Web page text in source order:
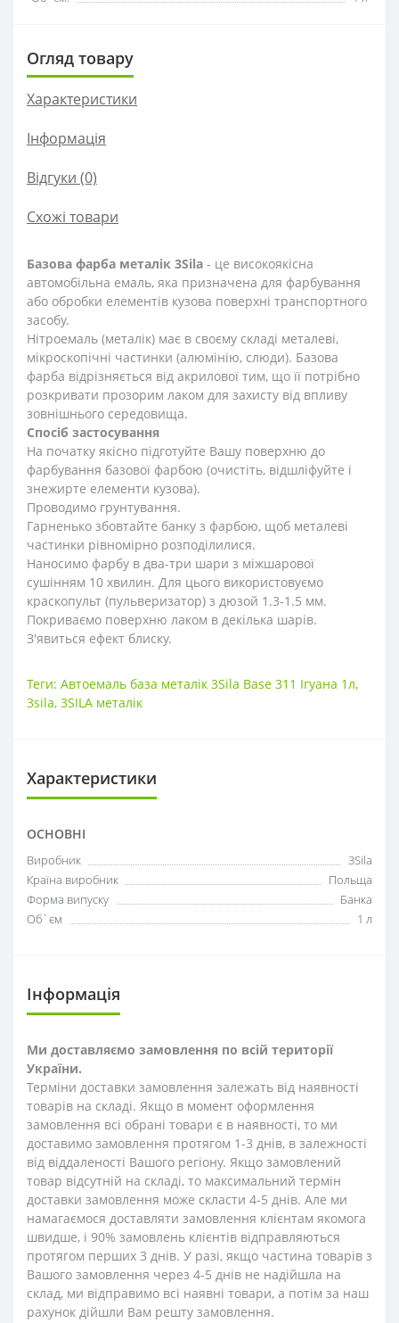
Огляд товару
Характеристики
Інформація
Відгуки (0)
Схожі товари
Базова фарба металік 3Sila - це високоякісна
автомобільна емаль, яка призначена для фарбування
або обробки елементів кузова поверхні транспортного
засобу.
Нітроемаль (металік) має в своєму складі металеві,
мікроскопічні частинки (алюмінію, слюди). Базова
фарба відрізняється від акрилової тим, що її потрібно
розкривати прозорим лаком для захисту від впливу
зовнішнього середовища.
Спосіб застосування
На початку якісно підготуйте Вашу поверхню до
фарбування базової фарбою (очистіть, відшліфуйте і
знежирте елементи кузова).
Проводимо грунтування.
Гарненько збовтайте банку з фарбою, щоб металеві
частинки рівномірно розподілилися.
Наносимо фарбу в два-три шари з міжшарової
сушінням 10 хвилин. Для цього використовуємо
краскопульт (пульверизатор) з дюзой 1.3-1.5 мм.
Покриваємо поверхню лаком в декілька шарів.
З'явиться ефект блиску.
Теги: Автоемаль база металік 3Sila Base 311 Ігуана 1л,
3sila, 3SILA металік
Характеристики
ОСНОВНІ
Виробник
3Sila
Країна виробник
Польща
Форма випуску
Банка
Об`єм
1 л
Інформація
Ми доставляємо замовлення по всій території
України.
Терміни доставки замовлення залежать від наявності
товарів на складі. Якщо в момент оформлення
замовлення всі обрані товари є в наявності, то ми
доставимо замовлення протягом 1-3 днів, в залежності
від віддаленості Вашого регіону. Якщо замовлений
товар відсутній на складі, то максимальний термін
доставки замовлення може скласти 4-5 днів. Але ми
намагаємося доставляти замовлення клієнтам якомога
швидше, і 90% замовлень клієнтів відправляються
протягом перших 3 днів. У разі, якщо частина товарів з
Вашого замовлення через 4-5 днів не надійшла на
склад, ми відправимо всі наявні товари, а потім за наш
рахунок дійшли Вам решту замовлення.